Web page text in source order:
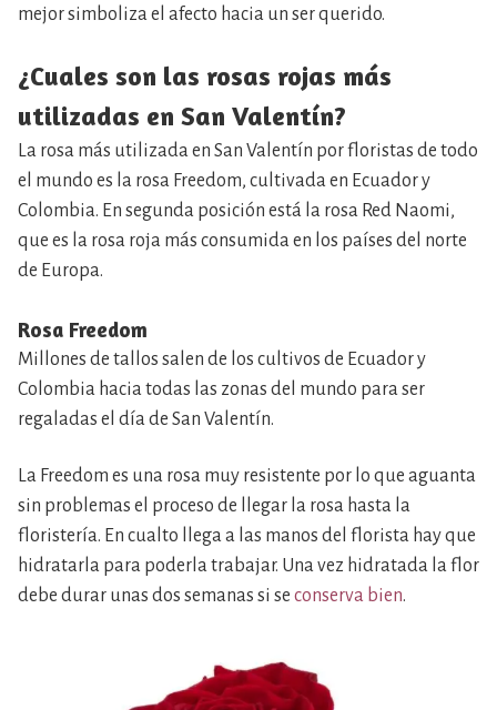
mejor simboliza el afecto hacia un ser querido.
¿Cuales son las rosas rojas más
utilizadas en San Valentín?
La rosa más utilizada en San Valentín por floristas de todo
el mundo es la rosa Freedom, cultivada en Ecuador y
Colombia. En segunda posición está la rosa Red Naomi,
que es la rosa roja más consumida en los países del norte
de Europa.
Rosa Freedom
Millones de tallos salen de los cultivos de Ecuador y
Colombia hacia todas las zonas del mundo para ser
regaladas el día de San Valentín.
La Freedom es una rosa muy resistente por lo que aguanta
sin problemas el proceso de llegar la rosa hasta la
floristería. En cualto llega a las manos del florista hay que
hidratarla para poderla trabajar. Una vez hidratada la flor
debe durar unas dos semanas si se conserva bien.